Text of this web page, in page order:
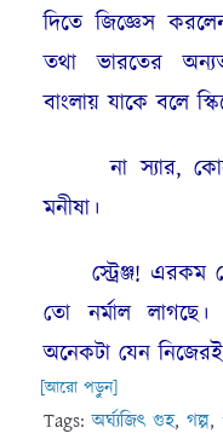
দিতে জিজ্ঞেস
তথা ভারতের
বাংলায় যাকে বলে
না স্যার,
মনীষা।
স্ট্রেঞ্জ! এরকম
তো নর্মাল
অনেকটা যেন নিজেরই
[আরো পড়ুন]
Tags:অর্ঘ্যজিৎ গুহ, গল্প,